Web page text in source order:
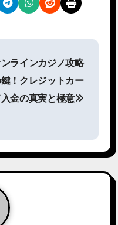
ラインカジノ攻略
！クレジットカー
入金の真実と極意